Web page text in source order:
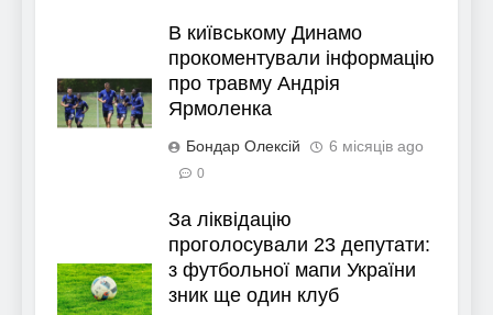
В київському Динамо
прокоментували інформацію
про травму Андрія
Ярмоленка
Бондар Олексій 6 місяців ago
0
За ліквідацію
проголосували 23 депутати:
з футбольної мапи України
зник ще один клуб